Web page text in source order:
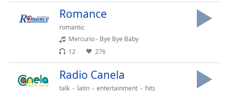
Chapters
Chapters
descriptions
off
selected
Romance
romantic
Mercurio - Bye Bye Baby
12
276
Radio Canela
talk latin entertainment
hits